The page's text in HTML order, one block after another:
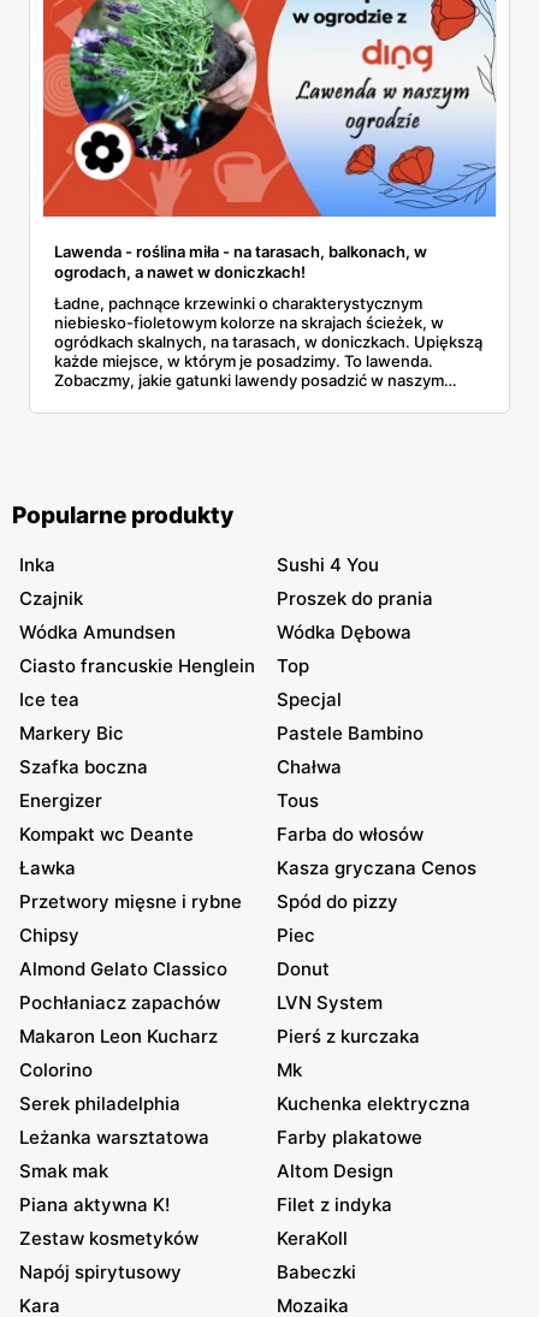
Lawenda - roślina miła - na tarasach, balkonach, w
ogrodach, a nawet w doniczkach!
Ładne, pachnące krzewinki o charakterystycznym
niebiesko-fioletowym kolorze na skrajach ścieżek, w
ogródkach skalnych, na tarasach, w doniczkach. Upiększą
każde miejsce, w którym je posadzimy. To lawenda.
Zobaczmy, jakie gatunki lawendy posadzić w naszym
Popularne produkty
Inka
Sushi 4 You
Czajnik
Proszek do prania
Wódka Amundsen
Wódka Dębowa
Ciasto francuskie Henglein
Top
Ice tea
Specjal
Markery Bic
Pastele Bambino
Szafka boczna
Chałwa
Energizer
Tous
Kompakt wc Deante
Farba do włosów
Ławka
Kasza gryczana Cenos
Przetwory mięsne i rybne
Spód do pizzy
Chipsy
Piec
Almond Gelato Classico
Donut
Pochłaniacz zapachów
LVN System
Makaron Leon Kucharz
Pierś z kurczaka
Colorino
Mk
Serek philadelphia
Kuchenka elektryczna
Leżanka warsztatowa
Farby plakatowe
Smak mak
Altom Design
Piana aktywna K!
Filet z indyka
Zestaw kosmetyków
KeraKoll
Napój spirytusowy
Babeczki
Kara
Mozaika